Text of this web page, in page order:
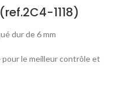
1118)
dur de 6 mm
pour le meilleur contrôle et